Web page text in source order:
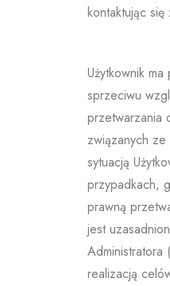
kontaktując się
Użytkownik
sprzeciwu
przetwarzania
związanych
sytuacją
przypadkach,
prawną
jest
Administratora
realizacją